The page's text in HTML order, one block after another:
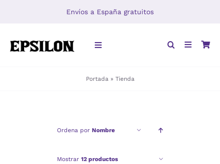
Envíos a España gratuitos
Toggle
Portada » Tienda
Ordena por Nombre
Mostrar 12 productos